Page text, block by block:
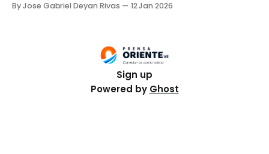
que surte a la comunidad. Carlos Jiménez, uno de los
By Jose Gabriel Deyan Rivas 12 Jan 2026
Sign up
Powered by Ghost